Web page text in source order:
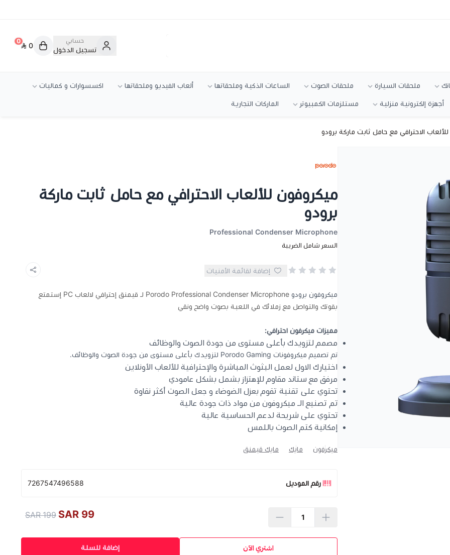
حسابي
تسجيل الدخول
0
0
ملحقات السيارة ملحقات الصوت الساعات الذكية وملحقاتها ألعاب الفيديو وملحقاتها اكسسوارات و كماليات
أجهزة إلكترونية منزلية مستلزمات الكمبيوتر الماركات التجارية
الاحترافي مع حامل ثابت ماركة برودو
ميكروفون للألعاب الاحترافي مع حامل ثابت ماركة
برودو
Professional Condenser Microphone
السعر شامل الضريبة
إضافة لقائمة الأمنيات
ميكروفون برودو
Porodo Professional Condenser Microphone لـ قيمنق إحترافي لالعاب PC إستمتع
بقوتك والتواصل مع زملائك في اللعبة بصوت واضح ونقي
مميزات ميكرفون احترافي:
مصمم لتزويدك بأعلى مستوى من جودة الصوت والوظائف
تم تصميم ميكروفونات Porodo Gaming لتزويدك بأعلى مستوى من جودة الصوت والوظائف.
اختيارك الاول لعمل البثوث المباشرة والإحترافية للألعاب الأونلاين
مرفق مع ستاند مقاوم للإهتزاز بشمل بشكل عامودي
تحتوي على تقنية تقوم بعزل الضوضاء و جعل الصوت أكثر نقاوة
تم تصنيع الـ ميكروفون من مواد ذات جودة عالية
تحتوي على شريحة لدعم الحساسية عالية
إمكانية كتم الصوت باللمس
ميكرفون مايك مايك قيمنق
رقم الموديل 7267547496588
99 SAR
199 SAR
إضافة للسلة اشتري الآن